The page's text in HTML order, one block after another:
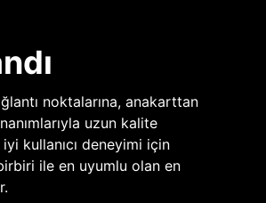
noktalarına, anakarttan
uzun kalite
kullanıcı deneyimi için
ile en uyumlu olan en